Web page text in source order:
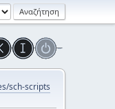
sch-scripts